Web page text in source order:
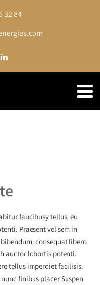
32 84
faucibusy tellus, eu
Praesent vel sem in
consequat libero
auctor lobortis potenti.
tellus imperdiet facilisis.
finibus placer Suspen